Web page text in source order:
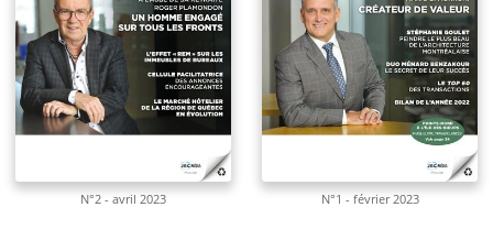
N°2 - avril 2023 N°1 - février 2023